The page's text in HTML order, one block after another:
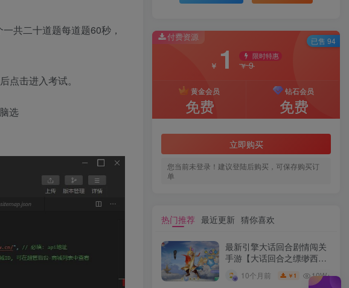
共二十道题每道题60秒，
点击进入考试。
选
付费资源
￥ 1 限时特惠
￥9
黄金会员
免费
钻石会员
免费
立即购买
您当前未登录！建议登陆后购买，可保存购买订
单
已售 94
热门推荐 最近更新 猜你喜欢
最新引擎大话回合剧情闯关
手游【大话回合之缥缈西游
GM总运营管理后台安卓苹
10个月前 ￥ 1 10W+